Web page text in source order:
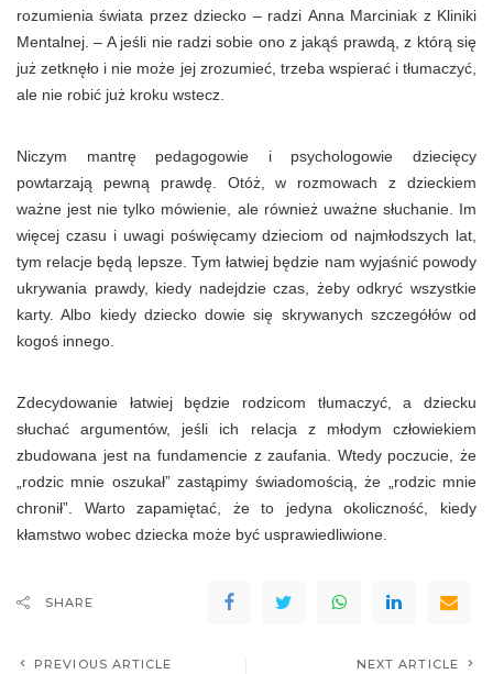
rozumienia świata przez dziecko – radzi Anna Marciniak z Kliniki
Mentalnej. – A jeśli nie radzi sobie ono z jakąś prawdą, z którą się
już zetknęło i nie może jej zrozumieć, trzeba wspierać i tłumaczyć,
ale nie robić już kroku wstecz.
Niczym mantrę pedagogowie i psychologowie dziecięcy
powtarzają pewną prawdę. Otóż, w rozmowach z dzieckiem
ważne jest nie tylko mówienie, ale również uważne słuchanie. Im
więcej czasu i uwagi poświęcamy dzieciom od najmłodszych lat,
tym relacje będą lepsze. Tym łatwiej będzie nam wyjaśnić powody
ukrywania prawdy, kiedy nadejdzie czas, żeby odkryć wszystkie
karty. Albo kiedy dziecko dowie się skrywanych szczegółów od
kogoś innego.
Zdecydowanie łatwiej będzie rodzicom tłumaczyć, a dziecku
słuchać argumentów, jeśli ich relacja z młodym człowiekiem
zbudowana jest na fundamencie z zaufania. Wtedy poczucie, że
„rodzic mnie oszukał” zastąpimy świadomością, że „rodzic mnie
chronił”. Warto zapamiętać, że to jedyna okoliczność, kiedy
kłamstwo wobec dziecka może być usprawiedliwione.
SHARE
PREVIOUS ARTICLE NEXT ARTICLE